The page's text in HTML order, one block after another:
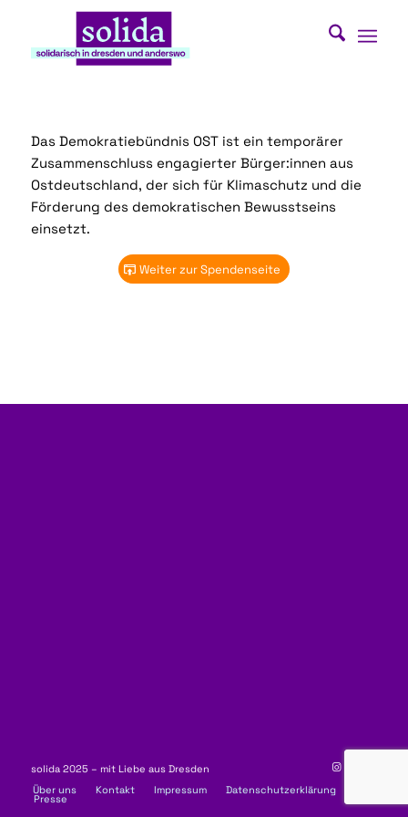
Das Demokratiebündnis OST ist ein temporärer
Zusammenschluss engagierter Bürger:innen aus
Ostdeutschland, der sich für Klimaschutz und die
Förderung des demokratischen Bewusstseins
einsetzt.
Weiter zur Spendenseite
solida 2025 – mit Liebe aus Dresden
Über uns
Kontakt Impressum Datenschutzerklärung
Presse